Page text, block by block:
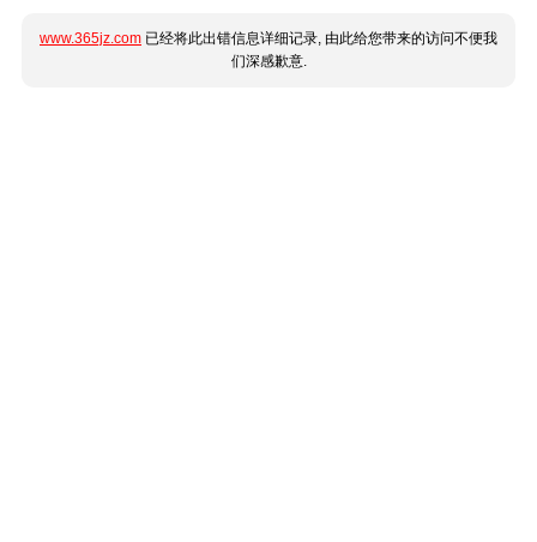
www.365jz.com 已经将此出错信息详细记录, 由此给您带来的访问不便我
们深感歉意.